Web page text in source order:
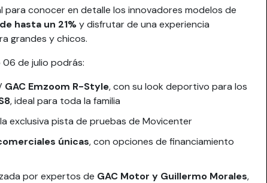
para conocer en detalle los innovadores modelos de
hasta un 21%y disfrutar de una experiencia
grandes y chicos.
de julio podrás:
GAC Emzoom R-Style, con su look deportivo para los
, ideal para toda la familia
exclusiva pista de pruebas de Movicenter
únicas, con opciones de financiamiento
por expertos de GAC Motor y Guillermo Morales,